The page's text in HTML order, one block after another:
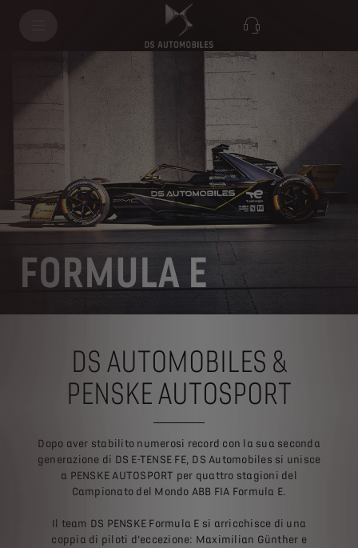
FORMULA E
DS AUTOMOBILES &
PENSKE AUTOSPORT
Dopo aver stabilito numerosi record con la sua seconda
generazione di DS E-TENSE FE, DS Automobiles si unisce
a PENSKE AUTOSPORT per quattro stagioni del
Campionato del Mondo ABB FIA Formula E.
Il team DS PENSKE Formula E si arricchisce di una
coppia di piloti d’eccezione: Maximilian Günther e